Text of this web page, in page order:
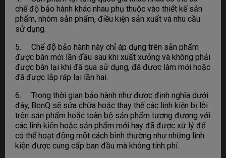
chế độ bảo hành khác nhau phụ thuộc vào thiết kế sản
phẩm, nhóm sản phẩm, điều kiện sản xuất và nhu cầu
sử dụng.
5. Chế độ bảo hành này chỉ áp dụng trên sản phẩm
được bán mới lần đầu sau khi xuất xưởng và không phải
được bán lại khi đã qua sử dụng, đã được làm mới hoặc
đã được lắp ráp lại lần hai.
6. Trong thời gian bảo hành như được định nghĩa dưới
đây, BenQ sẽ sửa chữa hoặc thay thế các linh kiện bị lỗi
trên sản phẩm hoặc toàn bộ sản phẩm tương đương với
các linh kiện hoặc sản phẩm mới hay đã được xử lý để
có thể hoạt động một cách bình thường như những linh
kiện được cung cấp ban đầu mà không tính phí.